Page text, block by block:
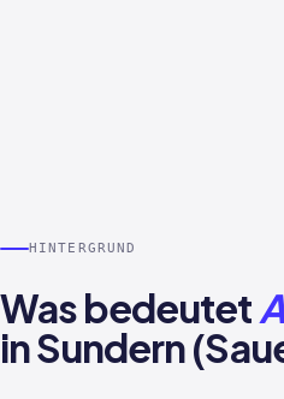
HINTERGRUND
Was bedeutet
in Sundern